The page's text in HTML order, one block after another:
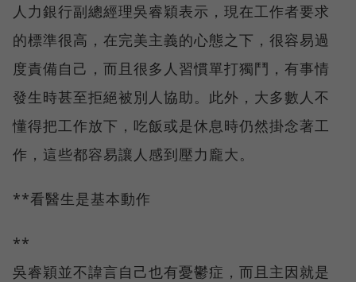
人力銀行副總經理吳睿穎表示，現在工作者要求
的標準很高，在完美主義的心態之下，很容易過
度責備自己，而且很多人習慣單打獨鬥，有事情
發生時甚至拒絕被別人協助。此外，大多數人不
懂得把工作放下，吃飯或是休息時仍然掛念著工
作，這些都容易讓人感到壓力龐大。
**看醫生是基本動作
**
吳睿穎並不諱言自己也有憂鬱症，而且主因就是